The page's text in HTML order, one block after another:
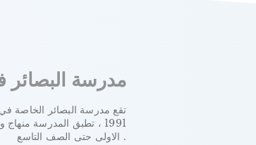
مدرسة
تقع مدرسة البصائر الخاصة
1991 ، تطبق المدرسة
الاولى حتى الصف التاسع .